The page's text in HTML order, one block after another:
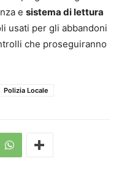
e sistema di lettura
usati per gli abbandoni
che proseguiranno
Polizia Locale